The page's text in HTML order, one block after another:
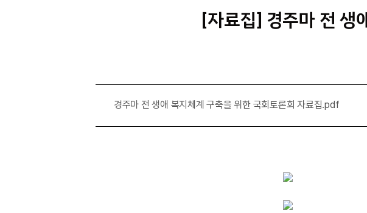
[자료집] 경주마 전 생
경주마 전 생애 복지체계 구축을 위한 국회토론회 자료집.pdf